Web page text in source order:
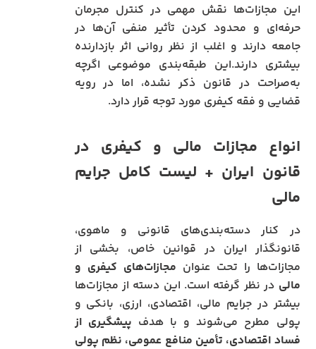
این مجازات‌ها نقش مهمی در کنترل مجرمان
حرفه‌ای و محدود کردن تأثیر منفی آن‌ها در
جامعه دارند و اغلب از نظر روانی اثر بازدارنده
بیشتری دارند.این طبقه‌بندی موضوعی اگرچه
به‌صراحت در قانون ذکر نشده، اما در رویه
قضایی و فقه کیفری مورد توجه قرار دارد.
انواع مجازات مالی و کیفری در
قانون ایران + لیست کامل جرایم
مالی
در کنار دسته‌بندی‌های قانونی و ماهوی،
قانونگذار ایران در قوانین خاص، بخشی از
مجازات‌ها را تحت عنوان مجازات‌های کیفری و
مالی در نظر گرفته است. این دسته از مجازات‌ها
بیشتر در جرایم مالی، اقتصادی، ارزی، بانکی و
پولی مطرح می‌شوند و با هدف پیشگیری از
فساد اقتصادی، تأمین منافع عمومی، نظم پولی